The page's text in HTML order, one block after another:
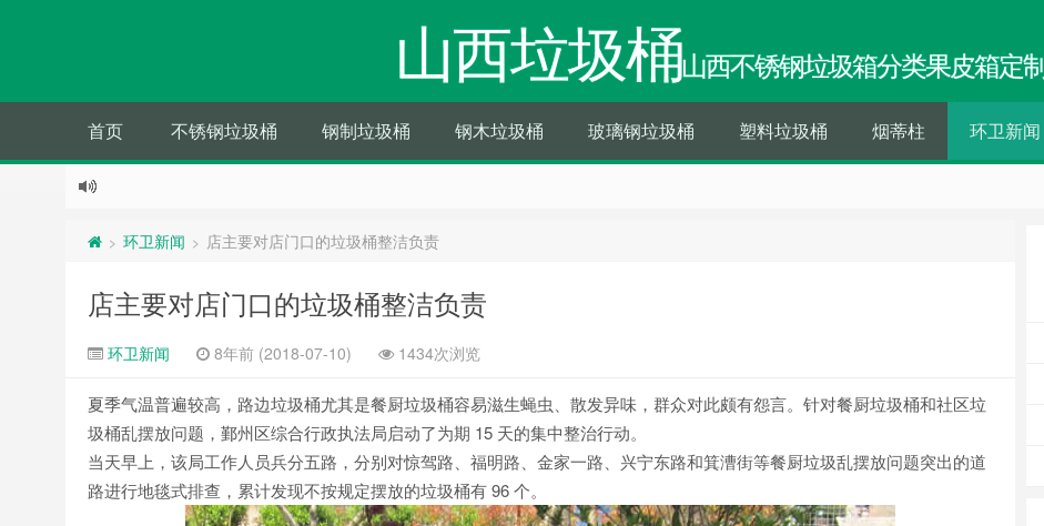
山西垃圾桶山西不锈钢垃圾箱分类果皮箱定
首页 不锈钢垃圾桶 钢制垃圾桶 钢木垃圾桶 玻璃钢垃圾桶 塑料垃圾桶 烟蒂柱 环卫新闻
> 环卫新闻 > 店主要对店门口的垃圾桶整洁负责
店主要对店门口的垃圾桶整洁负责
环卫新闻 8年前 (2018-07-10) 1434次浏览
夏季气温普遍较高，路边垃圾桶尤其是餐厨垃圾桶容易滋生蝇虫、散发异味，群众对此颇有怨言。针对餐厨垃圾桶和社区垃
圾桶乱摆放问题，鄞州区综合行政执法局启动了为期 15 天的集中整治行动。
当天早上，该局工作人员兵分五路，分别对惊驾路、福明路、金家一路、兴宁东路和箕漕街等餐厨垃圾乱摆放问题突出的道
路进行地毯式排查，累计发现不按规定摆放的垃圾桶有 96 个。